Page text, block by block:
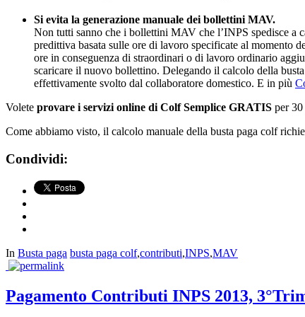
Si evita la generazione manuale dei bollettini MAV.
Non tutti sanno che i bollettini MAV che l’INPS spedisce a
predittiva basata sulle ore di lavoro specificate al momento
ore in conseguenza di straordinari o di lavoro ordinario
scaricare il nuovo bollettino. Delegando il calcolo della
effettivamente svolto dal collaboratore domestico. E in più
Volete provare i servizi online di Colf Semplice GRATIS per
Come abbiamo visto, il calcolo manuale della busta paga colf
Condividi:
In Busta paga busta paga colf,contributi,INPS,MAV
Pagamento Contributi INPS 2013,